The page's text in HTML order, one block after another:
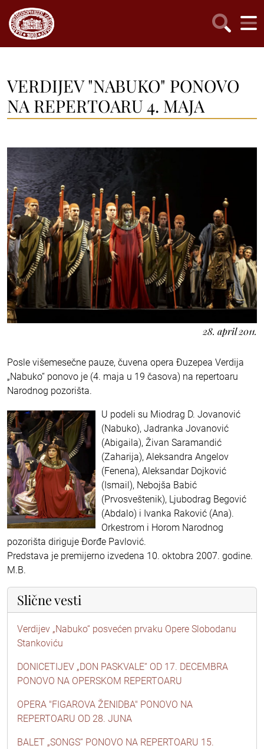
VERDIJEV "NABUKO" PONOVO
NA REPERTOARU 4. MAJA
28. april 2011.
Posle višemesečne pauze, čuvena opera Đuzepea Verdija
„Nabuko“ ponovo je (4. maja u 19 časova) na repertoaru
Narodnog pozorišta.
U podeli su Miodrag D. Jovanović
(Nabuko), Jadranka Jovanović
(Abigaila), Živan Saramandić
(Zaharija), Aleksandra Angelov
(Fenena), Aleksandar Dojković
(Ismail), Nebojša Babić
(Prvosveštenik), Ljubodrag Begović
(Abdalo) i Ivanka Raković (Ana).
Orkestrom i Horom Narodnog
pozorišta diriguje Đorđe Pavlović.
Predstava je premijerno izvedena 10. oktobra 2007. godine.
M.B.
Slične vesti
Verdijev „Nabuko“ posvećen prvaku Opere Slobodanu
Stankoviću
DONICETIJEV „DON PASKVALE“ OD 17. DECEMBRA
PONOVO NA OPERSKOM REPERTOARU
OPERA "FIGAROVA ŽENIDBA" PONOVO NA
REPERTOARU OD 28. JUNA
BALET „SONGS“ PONOVO NA REPERTOARU 15.